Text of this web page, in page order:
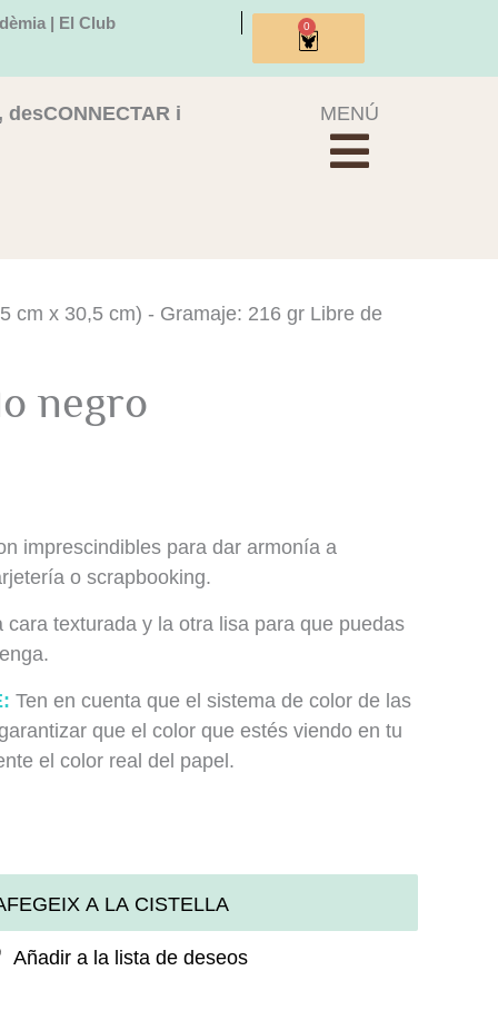
| El Club 0
Cistella
desCONNECTAR i MENÚ
cm x 30,5 cm) - Gramaje: 216 gr Libre de
negro
imprescindibles para dar armonía a
o scrapbooking.
cara texturada y la otra lisa para que puedas
Ten en cuenta que el sistema de color de las
que el color que estés viendo en tu
el color real del papel.
A LA CISTELLA
Añadir a la lista de deseos